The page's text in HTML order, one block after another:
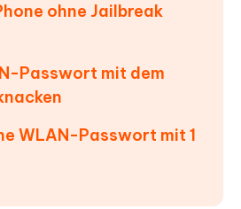
ohne Jailbreak
Passwort mit dem
WLAN-Passwort mit 1